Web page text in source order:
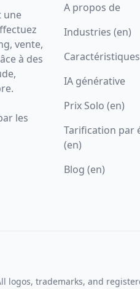
une
vente,
à des
les
A propos de
Industries (en)
Caractéristiques
IA générative
Prix Solo (en)
Tarification par
(en)
Blog (en)
logos, trademarks, and